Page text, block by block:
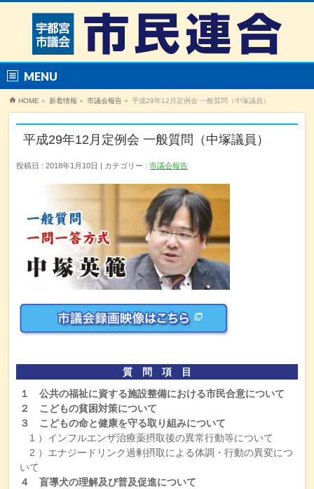
MENU
HOME » 新着情報 » 市議会報告 » 平成29年12月定例会 一般質問（中塚議員）
平成29年12月定例会 一般質問（中塚議員）
投稿日 : 2018年1月10日 カテゴリー :市議会報告
質 問 項 目
１ 公共の福祉に資する施設整備における市民合意について
２
こどもの貧困対策について
３ こどもの命と健康を守る取り組みについて
1 ）インフルエンザ治療薬摂取後の異常行動等について
2 ）エナジードリンク過剰摂取による体調・行動の異変につ
いて
４ 盲導犬の理解及び普及促進について